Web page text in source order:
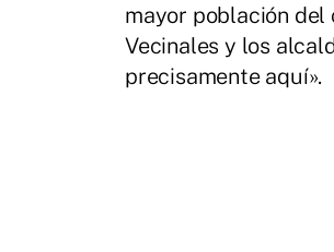
mayor población del
Vecinales y los
precisamente aquí».